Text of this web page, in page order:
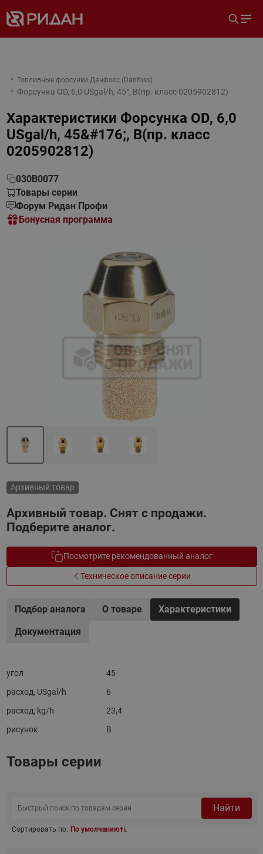
Топливные форсунки Данфосс (Danfoss)
Форсунка OD, 6,0 USgal/h, 45°, B(пр. класс 0205902812)
Характеристики Форсунка OD, 6,0
USgal/h, 45&#176;, B(пр. класс
0205902812)
030B0077
Товары серии
Форум Ридан Профи
Бонусная программа
Архивный товар
Архивный товар. Снят с продажи.
Подберите аналог.
Посмотрите рекомендованный аналог
Техническое описание серии
Подбор аналога О товаре
Характеристики
Документация
угол
45
расход, USgal/h
6
расход, kg/h
23,4
рисунок
B
Товары серии
Найти
Сортировать по: По умолчанию